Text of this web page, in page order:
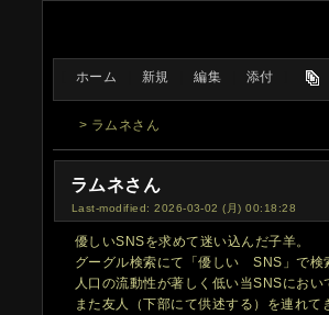
ホーム 新規 編集 添付
> ラムネさん
ラムネさん
Last-modified: 2026-03-02 (月) 00:18:28
優しいSNSを求めて迷い込んだ子羊。
グーグル検索にて「優しい SNS」で検
人口の流動性が著しく低い当SNSにお
また友人（下部にて供述する）を連れて